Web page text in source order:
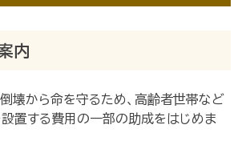
内
壊から命を守るため、高齢者世帯など
置する費用の一部の助成をはじめま